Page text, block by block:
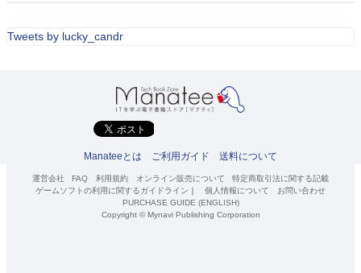
Tweets by lucky_candr
Manateeとは ご利用ガイド 送料について
運営会社 FAQ 利用規約 オンライン販売について
特定商取引法に関する記載
ゲームソフトの利用に関するガイドライン
個人情報について
お問い合わせ
PURCHASE GUIDE (ENGLISH)
Copyright © Mynavi Publishing Corporation